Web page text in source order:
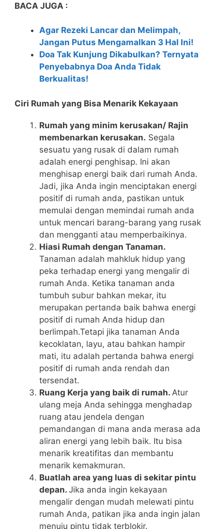
BACA JUGA :
Agar Rezeki Lancar dan Melimpah,
Jangan Putus Mengamalkan 3 Hal Ini!
Doa Tak Kunjung Dikabulkan? Ternyata
Penyebabnya Doa Anda Tidak
Berkualitas!
Ciri Rumah yang Bisa Menarik Kekayaan
Rumah yang minim kerusakan/ Rajin
membenarkan kerusakan. Segala
sesuatu yang rusak di dalam rumah
adalah energi penghisap. Ini akan
menghisap energi baik dari rumah Anda.
Jadi, jika Anda ingin menciptakan energi
positif di rumah anda, pastikan untuk
memulai dengan memindai rumah anda
untuk mencari barang-barang yang rusak
dan mengganti atau memperbaikinya.
Hiasi Rumah dengan Tanaman.
Tanaman adalah mahkluk hidup yang
peka terhadap energi yang mengalir di
rumah Anda. Ketika tanaman anda
tumbuh subur bahkan mekar, itu
merupakan pertanda baik bahwa energi
positif di rumah Anda hidup dan
berlimpah.Tetapi jika tanaman Anda
kecoklatan, layu, atau bahkan hampir
mati, itu adalah pertanda bahwa energi
positif di rumah anda rendah dan
tersendat.
Ruang Kerja yang baik di rumah. Atur
ulang meja Anda sehingga menghadap
ruang atau jendela dengan
pemandangan di mana anda merasa ada
aliran energi yang lebih baik. Itu bisa
menarik kreatifitas dan membantu
menarik kemakmuran.
Buatlah area yang luas di sekitar pintu
depan. Jika anda ingin kekayaan
mengalir dengan mudah melewati pintu
rumah Anda, patikan jika anda ingin jalan
menuju pintu tidak terblokir.